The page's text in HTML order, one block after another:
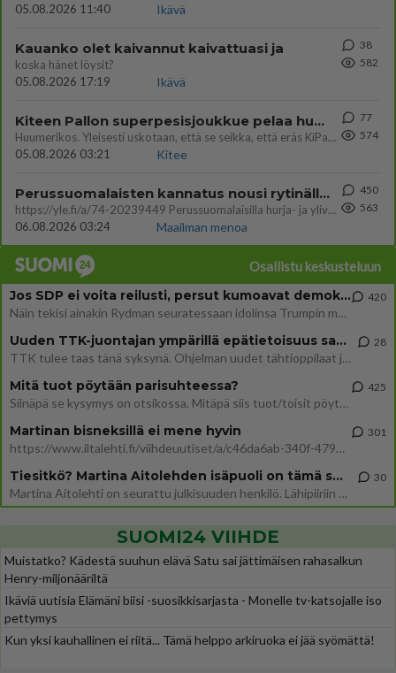
05.08.2026 11:40
Ikävä
Kauanko olet kaivannut kaivattuasi ja
koska hänet löysit?
05.08.2026 17:19
Ikävä
38
582
Kiteen Pallon superpesisjoukkue pelaa huumeiden vaikutuksen alaisena
Huumerikos. Yleisesti uskotaan, että se seikka, että eräs KiPan pelaaja kärähtää huumeista, on vain jäävuoren huippu. M
05.08.2026 03:21
Kitee
77
574
Perussuomalaisten kannatus nousi rytinällä Ylen tänään julkaisemassa tuoreimmassa gallup-kyselyssä.
https://yle.fi/a/74-20239449 Perussuomalaisilla hurja- ja ylivoimaisesti suurin nousu tässä uudessa Ylen gallupissa. Kyl
06.08.2026 03:24
Maailman menoa
450
563
Osallistu keskusteluun
Jos SDP ei voita reilusti, persut kumoavat demokratian Suomesta
Näin tekisi ainakin Rydman seuratessaan idolinsa Trumpin mallia https://www.is.fi/politiikka/art-2000012187244.html
420
Uuden TTK-juontajan ympärillä epätietoisuus sakenee - Nyt MTV hämmentää soppaa
TTK tulee taas tänä syksynä. Ohjelman uudet tähtioppilaat julkistetaan torstaina 6. elokuuta klo 14 alkavassa lehdistö
28
Mitä tuot pöytään parisuhteessa?
Siinäpä se kysymys on otsikossa. Mitäpä siis tuot/toisit pöytään parisuhteessa? Oletko mies vai nainen? Koetko sen mitä
425
Martinan bisneksillä ei mene hyvin
https://www.iltalehti.fi/viihdeuutiset/a/c46da6ab-340f-4790-aaa7-0865eed2336 Yrityksen konkurssihakemus on tullut kärä
301
Tiesitkö? Martina Aitolehden isäpuoli on tämä suosittu laulaja
Martina Aitolehti on seurattu julkisuuden henkilö. Lähipiiriin mahtuu muitakin tunnettuja henkilöitä. Tiesitkö, että Ma
30
SUOMI24 VIIHDE
Muistatko? Kädestä suuhun elävä Satu sai jättimäisen rahasalkun
Henry-miljonääriltä
Ikäviä uutisia Elämäni biisi -suosikkisarjasta - Monelle tv-katsojalle iso
pettymys
Kun yksi kauhallinen ei riitä... Tämä helppo arkiruoka ei jää syömättä!